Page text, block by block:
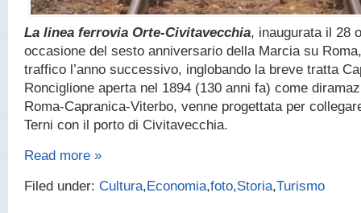
La linea ferrovia Orte-Civitavecchia, inaugurata il 28
occasione del sesto anniversario della Marcia su
traffico l’anno successivo, inglobando la breve tratta
Ronciglione aperta nel 1894 (130 anni fa) come
Roma-Capranica-Viterbo, venne progettata per
Terni con il porto di Civitavecchia.
Read more »
Filed under: Cultura,Economia,foto,Storia,Turismo